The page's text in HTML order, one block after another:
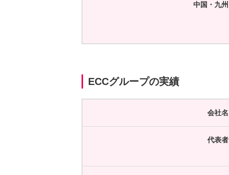
中国・九州
ECCグループの実績
会社名
代表者